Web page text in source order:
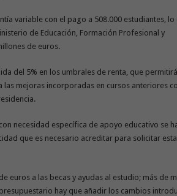
variable con el pago a 508.000 estudiantes, lo
de Educación, Formación Profesional y
de euros.
del 5% en los umbrales de renta, que
las mejoras incorporadas en cursos anteriores
necesidad específica de apoyo educativo se
que es necesario acreditar para solicitar
euros a las becas y ayudas al estudio; más de
hay que añadir los cambios